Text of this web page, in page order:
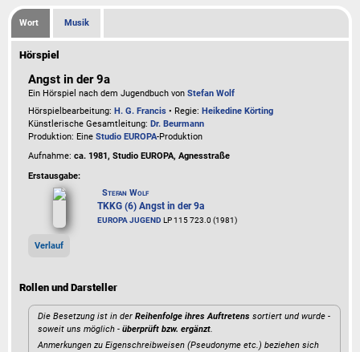
Wort Musik
Hörspiel
Angst in der 9a
Ein Hörspiel nach dem Jugendbuch vonStefan Wolf
Hörspielbearbeitung:H. G. Francis • Regie:Heikedine Körting
Künstlerische Gesamtleitung:Dr. Beurmann
Produktion: EineStudio EUROPA-Produktion
Aufnahme:ca. 1981, Studio EUROPA, Agnesstraße
Erstausgabe:
Stefan Wolf
TKKG (6) Angst in der 9a
EUROPA JUGEND LP 115 723.0 (1981)
Verlauf
Rollen und Darsteller
Die Besetzung ist in derReihenfolge ihres Auftretens sortiert und wurde -
soweit uns möglich -überprüft bzw. ergänzt.
Anmerkungen zu Eigenschreibweisen (Pseudonyme etc.) beziehen sich